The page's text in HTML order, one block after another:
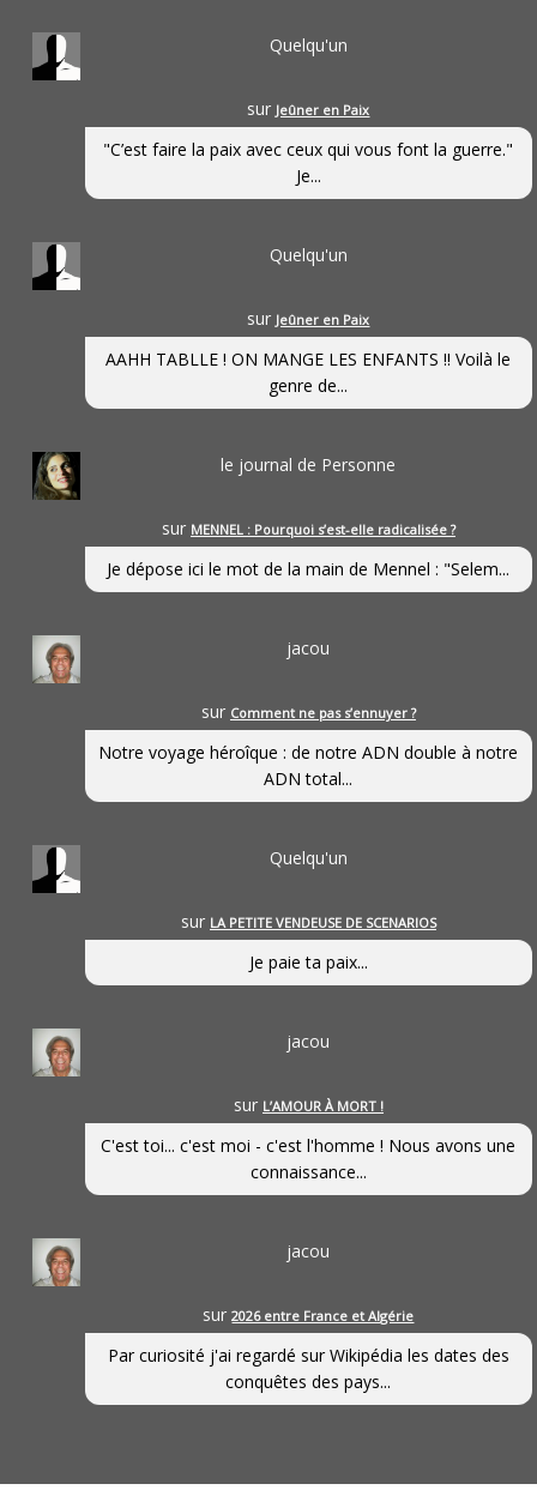
Quelqu'un
sur Jeûner en Paix
"C’est faire la paix avec ceux qui vous font la guerre."
Je...
Quelqu'un
sur Jeûner en Paix
AAHH TABLLE ! ON MANGE LES ENFANTS !! Voilà le
genre de...
le journal de Personne
sur MENNEL : Pourquoi s’est-elle radicalisée ?
Je dépose ici le mot de la main de Mennel : "Selem...
jacou
sur Comment ne pas s’ennuyer ?
Notre voyage héroîque : de notre ADN double à notre
ADN total...
Quelqu'un
sur LA PETITE VENDEUSE DE SCENARIOS
Je paie ta paix...
jacou
sur L’AMOUR À MORT !
C'est toi... c'est moi - c'est l'homme ! Nous avons une
connaissance...
jacou
sur2026 entre France et Algérie
Par curiosité j'ai regardé sur Wikipédia les dates des
conquêtes des pays...